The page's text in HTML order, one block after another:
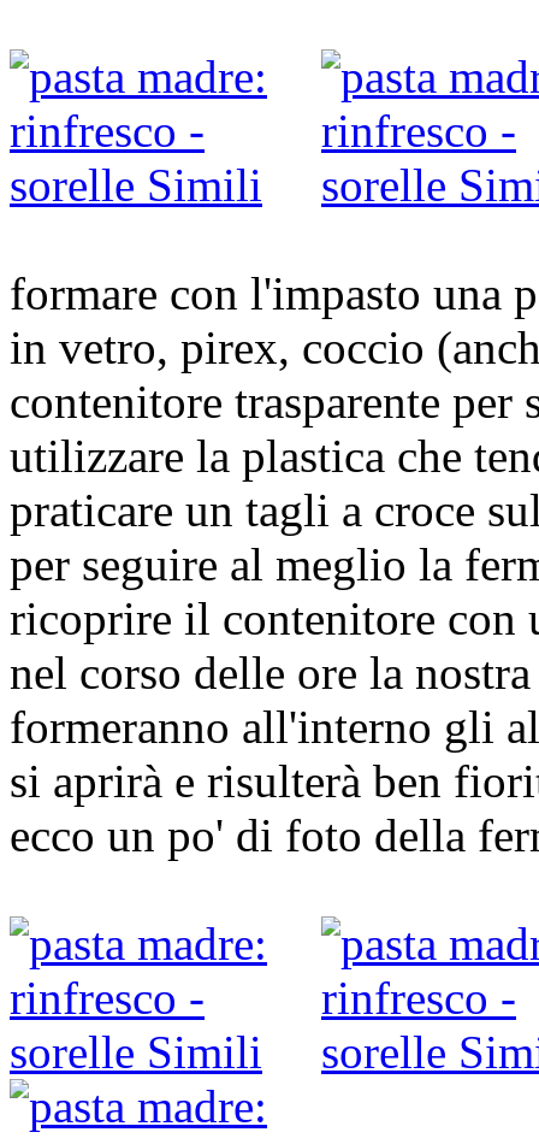
formare con l'impasto una
in vetro, pirex, coccio
contenitore trasparente per
utilizzare la plastica che
praticare un tagli a croce
per seguire al meglio la
ricoprire il contenitore con
nel corso delle ore la
formeranno all'interno gli
si aprirà e risulterà ben
ecco un po' di foto della